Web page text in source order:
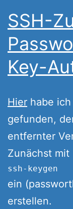
SSH-
Key-
Hier habe
gefunden,
entfernter
Zunächst mit
ssh-keygen
ein
erstellen.